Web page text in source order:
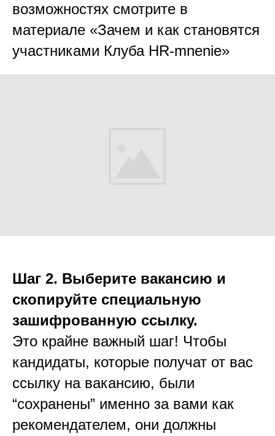
возможностях смотрите в
материале «Зачем и как становятся
участниками Клуба HR-mnenie»
Шаг 2. Выберите вакансию и
скопируйте специальную
зашифрованную ссылку.
Это крайне важный шаг! Чтобы
кандидаты, которые получат от вас
ссылку на вакансию, были
“сохранены” именно за вами как
рекомендателем, они должны